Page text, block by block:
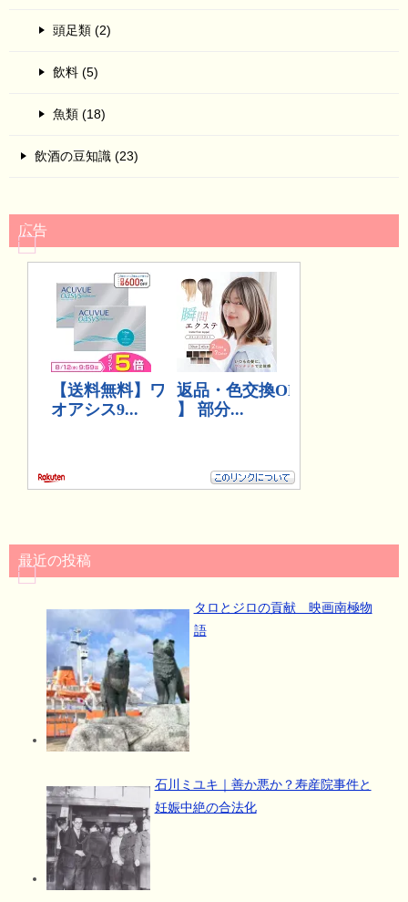
頭足類 (2)
飲料 (5)
魚類 (18)
飲酒の豆知識 (23)
広告
最近の投稿
タロとジロの貢献 映画南極物
語
石川ミユキ｜善か悪か？寿産院事件と
妊娠中絶の合法化